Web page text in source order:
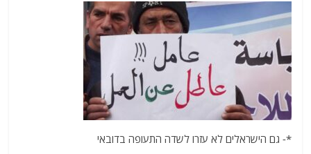
*- גם הישראלים לא עזרו לשדה התעופה בדובאי